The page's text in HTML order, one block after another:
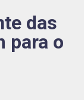
das
para o